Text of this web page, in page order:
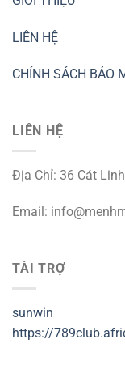
LIÊN HỆ
CHÍNH SÁCH BẢO
LIÊN HỆ
Địa Chỉ: 36 Cát
Email:
TÀI TRỢ
sunwin
https://